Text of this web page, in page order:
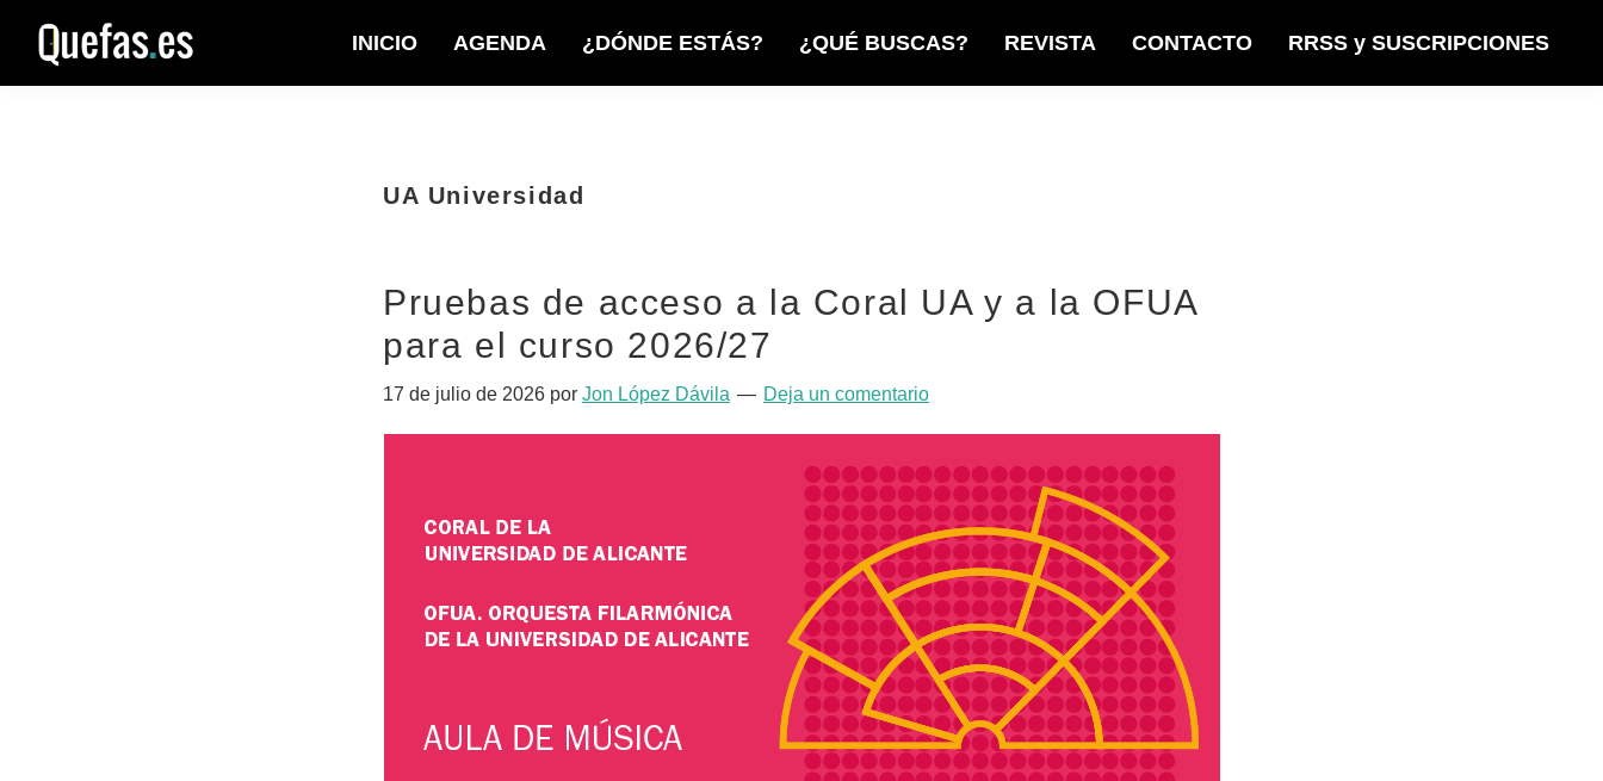
la
contenido
Quefas
INICIO AGENDA ¿DÓNDE ESTÁS? ¿QUÉ BUSCAS? REVISTA CONTACTO RRSS y SUSCRIPCIONES
UA Universidad
Pruebas de acceso a la Coral UA y a la OFUA
para el curso 2026/27
17 de julio de 2026 por Jon López Dávila Deja un comentario